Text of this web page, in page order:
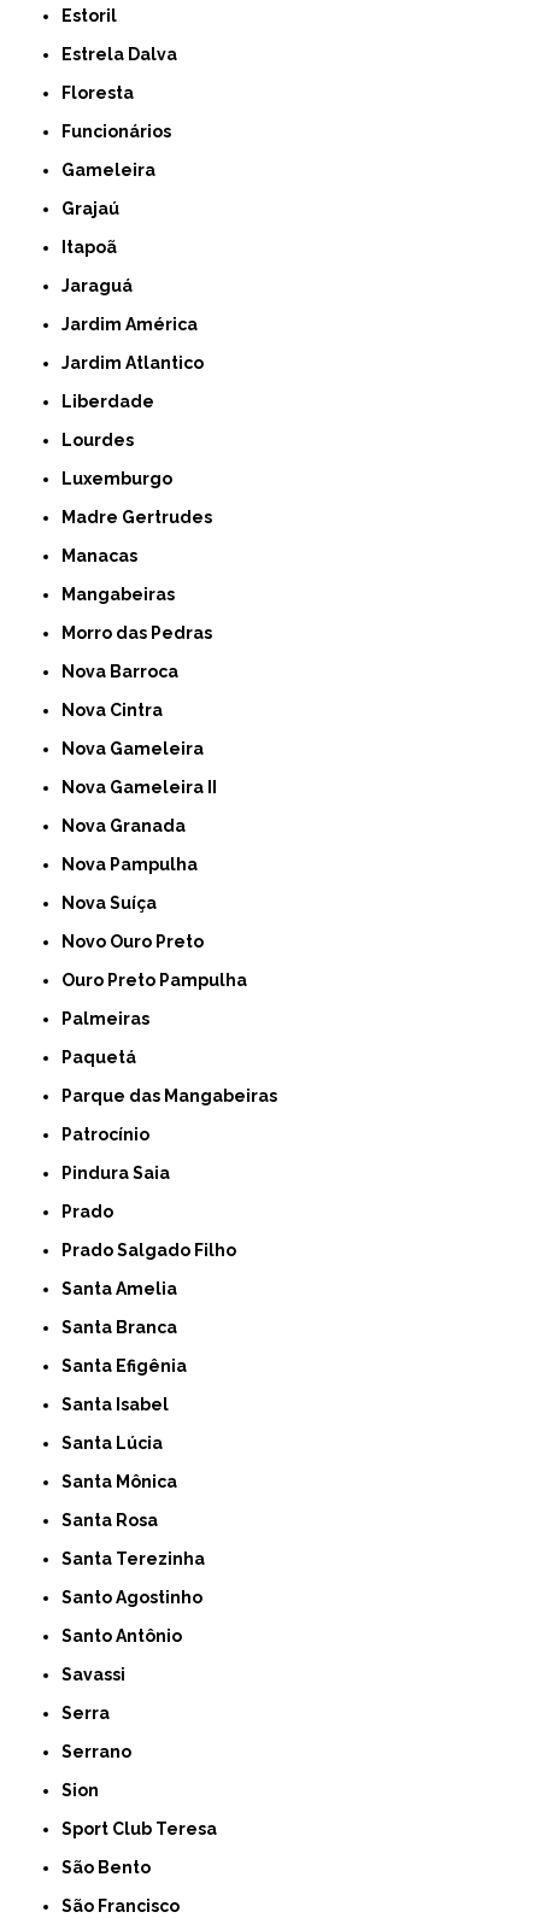
Estoril
Estrela Dalva
Floresta
Funcionários
Gameleira
Grajaú
Itapoã
Jaraguá
Jardim América
Jardim Atlantico
Liberdade
Lourdes
Luxemburgo
Madre Gertrudes
Manacas
Mangabeiras
Morro das Pedras
Nova Barroca
Nova Cintra
Nova Gameleira
Nova Gameleira II
Nova Granada
Nova Pampulha
Nova Suíça
Novo Ouro Preto
Ouro Preto Pampulha
Palmeiras
Paquetá
Parque das Mangabeiras
Patrocínio
Pindura Saia
Prado
Prado Salgado Filho
Santa Amelia
Santa Branca
Santa Efigênia
Santa Isabel
Santa Lúcia
Santa Mônica
Santa Rosa
Santa Terezinha
Santo Agostinho
Santo Antônio
Savassi
Serra
Serrano
Sion
Sport Club Teresa
São Bento
São Francisco